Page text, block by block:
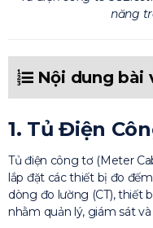
năng
Nội dung bài
1. Tủ Điện
Tủ điện công tơ (Meter
lắp đặt các thiết bị đo
dòng đo lường (CT), thiết
nhằm quản lý, giám sát